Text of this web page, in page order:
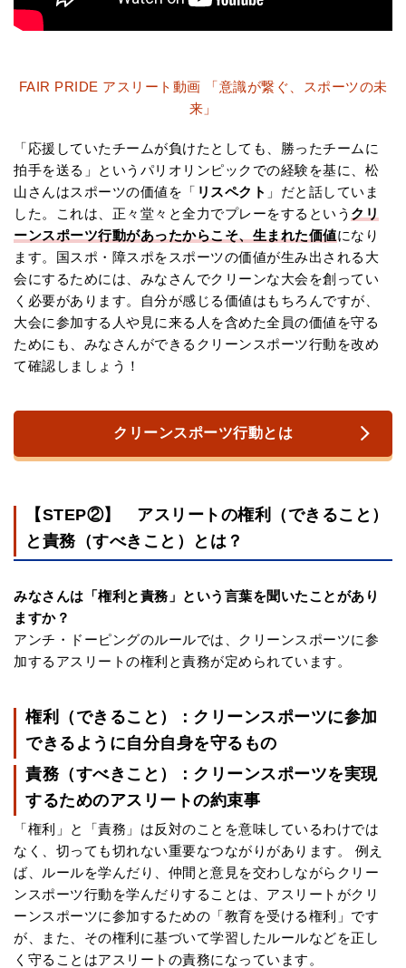
FAIR PRIDE アスリート動画 「意識が繋ぐ、スポーツの未
来」
「応援していたチームが負けたとしても、勝ったチームに
拍手を送る」というパリオリンピックでの経験を基に、松
山さんはスポーツの価値を「 リスペクト 」だと話していま
した。これは、正々堂々と全力でプレーをするという クリ
ーンスポーツ行動があったからこそ、生まれた価値になり
ます。国スポ・障スポをスポーツの価値が生み出される大
会にするためには、みなさんでクリーンな大会を創ってい
く必要があります。自分が感じる価値はもちろんですが、
大会に参加する人や見に来る人を含めた全員の価値を守る
ためにも、みなさんができるクリーンスポーツ行動を改め
て確認しましょう！
クリーンスポーツ行動とは
【STEP②】 アスリートの権利（できること）
と責務（すべきこと）とは？
みなさんは「権利と責務」という言葉を聞いたことがあり
ますか？
アンチ・ドーピングのルールでは、クリーンスポーツに参
加するアスリートの権利と責務が定められています。
権利（できること）：クリーンスポーツに参加
できるように自分自身を守るもの
責務（すべきこと）：クリーンスポーツを実現
するためのアスリートの約束事
「権利」と「責務」は反対のことを意味しているわけでは
なく、切っても切れない重要なつながりがあります。 例え
ば、ルールを学んだり、仲間と意見を交わしながらクリー
ンスポーツ行動を学んだりすることは、アスリートがクリ
ーンスポーツに参加するための「教育を受ける権利」です
が、また、その権利に基づいて学習したルールなどを正し
く守ることはアスリートの責務になっています。